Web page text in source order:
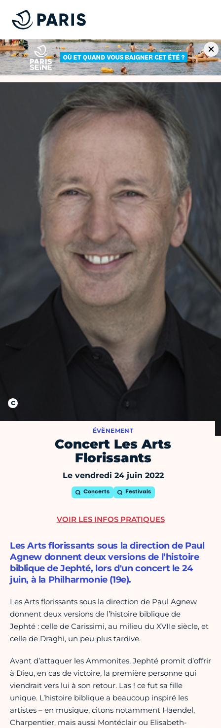
ÉVÈNEMENT
Concert Les Arts
Florissants
Le vendredi 24 juin 2022
Concerts Festivals
Les Arts florissants sous la direction de Paul
Agnew donnent deux versions de l’histoire
biblique de Jephté, lors d'un concert le 24
juin, à la Philharmonie (19e).
Les Arts florissants sous la direction de Paul Agnew
donnent deux versions de l’histoire biblique de
Jephté : celle de Carissimi, au milieu du XVIIe siècle, et
celle de Draghi, un peu plus tardive.
Avant d’attaquer les Ammonites, Jephté promit d’offrir
à Dieu, en cas de victoire, la première personne qui
viendrait vers lui à son retour. Las ! ce fut sa fille
unique. L’histoire biblique a beaucoup inspiré les
artistes – en musique, citons notamment Haendel,
Charpentier, mais aussi Montéclair ou Elisabeth-
VOIR LES INFOS PRATIQUES